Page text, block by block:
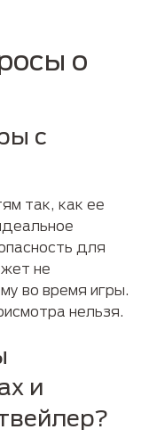
о
с
так, как ее
для
не
во время игры.
нельзя.
и